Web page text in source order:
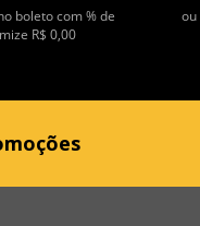
boleto com % de
R$ 0,00
ou